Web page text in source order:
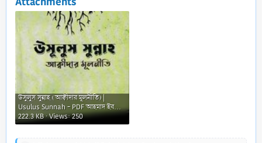
উসুলুস সুন্নাহ (আক্বীদার মূলনীতি) |
Usulus Sunnah - PDF আহমাদ ইবনে
মুহাম্মাদ ইবনে হাম্বল (রাহ...webp
222.3 KB · Views: 250